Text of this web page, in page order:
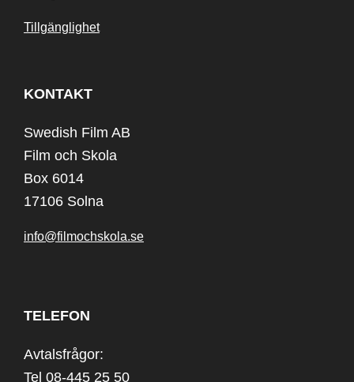
Tillgänglighet
KONTAKT
Swedish Film AB
Film och Skola
Box 6014
17106 Solna
info@filmochskola.se
TELEFON
Avtalsfrågor:
Tel 08-445 25 50